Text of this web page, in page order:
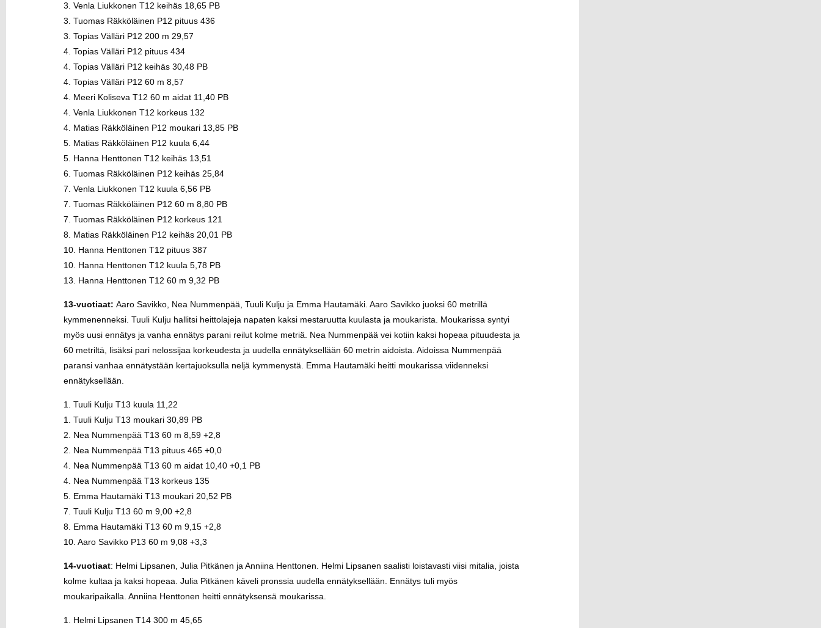
3. Venla Liukkonen T12 keihäs 18,65 PB
3. Tuomas Räkköläinen P12 pituus 436
3. Topias Välläri P12 200 m 29,57
4. Topias Välläri P12 pituus 434
4. Topias Välläri P12 keihäs 30,48 PB
4. Topias Välläri P12 60 m 8,57
4. Meeri Koliseva T12 60 m aidat 11,40 PB
4. Venla Liukkonen T12 korkeus 132
4. Matias Räkköläinen P12 moukari 13,85 PB
5. Matias Räkköläinen P12 kuula 6,44
5. Hanna Henttonen T12 keihäs 13,51
6. Tuomas Räkköläinen P12 keihäs 25,84
7. Venla Liukkonen T12 kuula 6,56 PB
7. Tuomas Räkköläinen P12 60 m 8,80 PB
7. Tuomas Räkköläinen P12 korkeus 121
8. Matias Räkköläinen P12 keihäs 20,01 PB
10. Hanna Henttonen T12 pituus 387
10. Hanna Henttonen T12 kuula 5,78 PB
13. Hanna Henttonen T12 60 m 9,32 PB
13-vuotiaat: Aaro Savikko, Nea Nummenpää, Tuuli Kulju ja Emma Hautamäki. Aaro Savikko juoksi 60 metrillä
kymmenenneksi. Tuuli Kulju hallitsi heittolajeja napaten kaksi mestaruutta kuulasta ja moukarista. Moukarissa syntyi
myös uusi ennätys ja vanha ennätys parani reilut kolme metriä. Nea Nummenpää vei kotiin kaksi hopeaa pituudesta ja
60 metriltä, lisäksi pari nelossijaa korkeudesta ja uudella ennätyksellään 60 metrin aidoista. Aidoissa Nummenpää
paransi vanhaa ennätystään kertajuoksulla neljä kymmenystä. Emma Hautamäki heitti moukarissa viidenneksi
ennätyksellään.
1. Tuuli Kulju T13 kuula 11,22
1. Tuuli Kulju T13 moukari 30,89 PB
2. Nea Nummenpää T13 60 m 8,59 +2,8
2. Nea Nummenpää T13 pituus 465 +0,0
4. Nea Nummenpää T13 60 m aidat 10,40 +0,1 PB
4. Nea Nummenpää T13 korkeus 135
5. Emma Hautamäki T13 moukari 20,52 PB
7. Tuuli Kulju T13 60 m 9,00 +2,8
8. Emma Hautamäki T13 60 m 9,15 +2,8
10. Aaro Savikko P13 60 m 9,08 +3,3
14-vuotiaat: Helmi Lipsanen, Julia Pitkänen ja Anniina Henttonen. Helmi Lipsanen saalisti loistavasti viisi mitalia, joista
kolme kultaa ja kaksi hopeaa. Julia Pitkänen käveli pronssia uudella ennätyksellään. Ennätys tuli myös
moukaripaikalla. Anniina Henttonen heitti ennätyksensä moukarissa.
1. Helmi Lipsanen T14 300 m 45,65